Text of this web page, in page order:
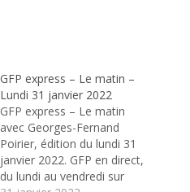
GFP express – Le matin –
Lundi 31 janvier 2022
GFP express – Le matin
avec Georges-Fernand
Poirier, édition du lundi 31
janvier 2022. GFP en direct,
du lundi au vendredi sur